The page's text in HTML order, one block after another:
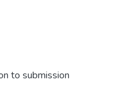
to submission